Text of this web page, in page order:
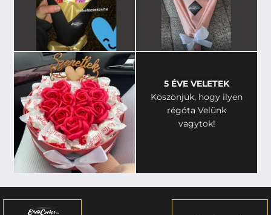
5 ÉVE VELETEK
Köszönjük, hogy ilyen
régóta Velünk
vagytok!